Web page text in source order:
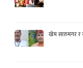
खेम सारुमगर र